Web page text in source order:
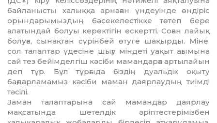
бай­ла­нысты халыққа арнаған үндеуінде өндіріс
орын­дарымыздың бәсекелестікке төтеп бере
алатындай болуы керектігін ескертті. Со­ған лайық
болуға, сынақтан сүрінбей өту­ге шақырды. Міне,
сол талаптар үде­сіне шығу міндеті уақыт ағымына
сай тез бейімделгіш кәсіби мамандарға артылайын
деп тұр. Бұл тұрғыда біздің дуальдік оқы­ту
бағдарламамыз кәсіби маман даяр­лаудың тиімді
тәсілі.
Заман талаптарына сай мамандар даяр­лау
мақсатында шетелдік әріп­тес­терімізбен